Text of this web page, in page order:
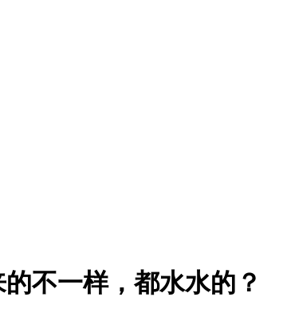
不一样，都水水的？